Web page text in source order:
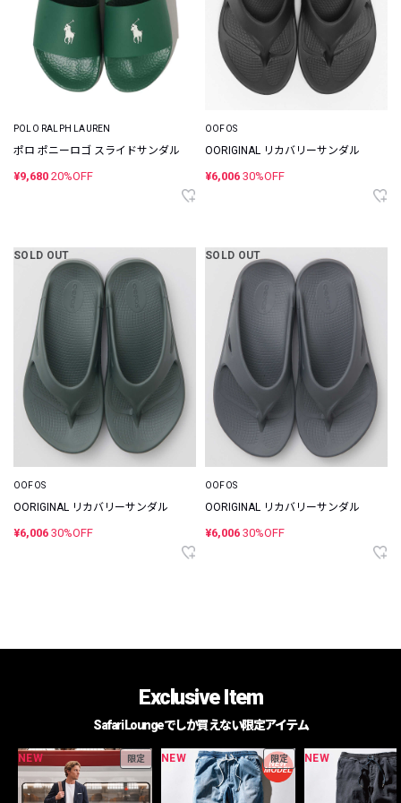
POLO RALPH LAUREN
ポロ ポニーロゴ スライドサンダル
¥9,680 20%OFF
OOFOS
OORIGINAL リカバリーサンダル
¥6,006 30%OFF
SOLD OUT
OOFOS
OORIGINAL リカバリーサンダル
¥6,006 30%OFF
SOLD OUT
OOFOS
OORIGINAL リカバリーサンダル
¥6,006 30%OFF
Exclusive Item
Safari Loungeでしか買えない限定アイテム
NEW 限定 NEW 限定 NEW